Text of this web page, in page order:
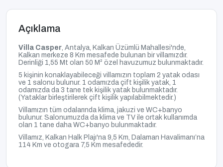
Açıklama
Villa Casper, Antalya, Kalkan Üzümlü Mahallesi'nde,
Kalkan merkeze 8 Km mesafede bulunan bir villamızdır.
Derinliği 1,55 Mt olan 50 M² özel havuzumuz bulunmaktadır.
5 kişinin konaklayabileceği villamızın toplam 2 yatak odası
ve 1 salonu bulunur. 1 odamızda çift kişilik yatak, 1
odamızda da 3 tane tek kişilik yatak bulunmaktadır.
(Yataklar birleştirilerek çift kişilik yapılabilmektedir.)
Villamızın tüm odalarında klima, jakuzi ve WC+banyo
bulunur. Salonumuzda da klima ve TV ile ortak kullanımda
olan 1 tane daha WC+banyo bulunmaktadır.
Villamız, Kalkan Halk Plajı'na 9,5 Km, Dalaman Havalimanı’na
114 Km ve otogara 7,5 Km mesafededir.